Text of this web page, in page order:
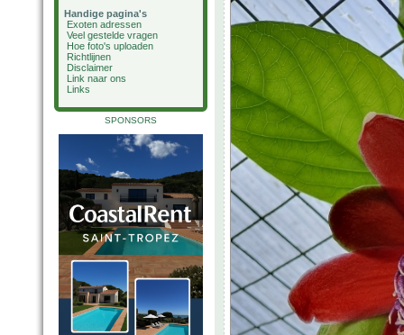
Handige pagina's
Exoten adressen
Veel gestelde vragen
Hoe foto's uploaden
Richtlijnen
Disclaimer
Link naar ons
Links
SPONSORS